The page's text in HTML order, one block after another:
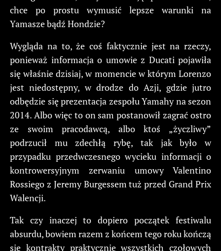
chce po prostu wymusić lepsze warunki na
Yamasze bądź Hondzie?
Wygląda na to, że coś faktycznie jest na rzeczy,
ponieważ informacja o umowie z Ducati pojawiła
się właśnie dzisiaj, w momencie w którym Lorenzo
jest niedostępny, w drodze do Azji, gdzie jutro
odbędzie się prezentacja zespołu Yamahy na sezon
2014. Albo więc to on sam postanowił zagrać ostro
ze swoim pracodawcą, albo ktoś „życzliwy”
podrzucił mu zdechłą rybę, tak jak było w
przypadku przedwczesnego wycieku informacji o
kontrowersyjnym zerwaniu umowy Valentino
Rossiego z Jeremy Burgessem tuż przed Grand Prix
Walencji.
Tak czy inaczej to dopiero początek festiwalu
absurdu, bowiem razem z końcem tego roku kończą
się kontrakty praktycznie wszystkich czołowych